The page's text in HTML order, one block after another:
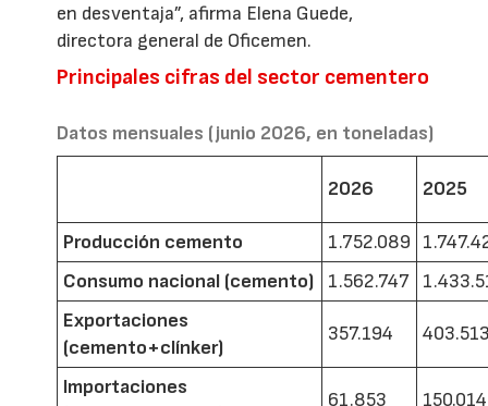
en desventaja”, afirma Elena Guede,
directora general de Oficemen.
Principales cifras del sector cementero
Datos mensuales (junio 2026, en toneladas)
2026 2025
Producción cemento 1.752.089
Consumo nacional (cemento)
1.562.747
Exportaciones
(cemento+clínker)
357.194
Importaciones
61.853 150.014